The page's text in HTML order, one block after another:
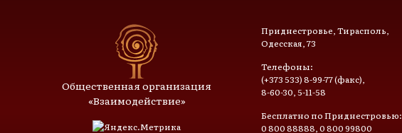
Общественная организация
«Взаимодействие»
Приднестровье, Тирасполь,
Одесская, 73
Телефоны:
(+373 533) 8-99-77 (факс),
8-60-30, 5-11-58
Бесплатно по Приднестровью:
0 800 88888, 0 800 99800